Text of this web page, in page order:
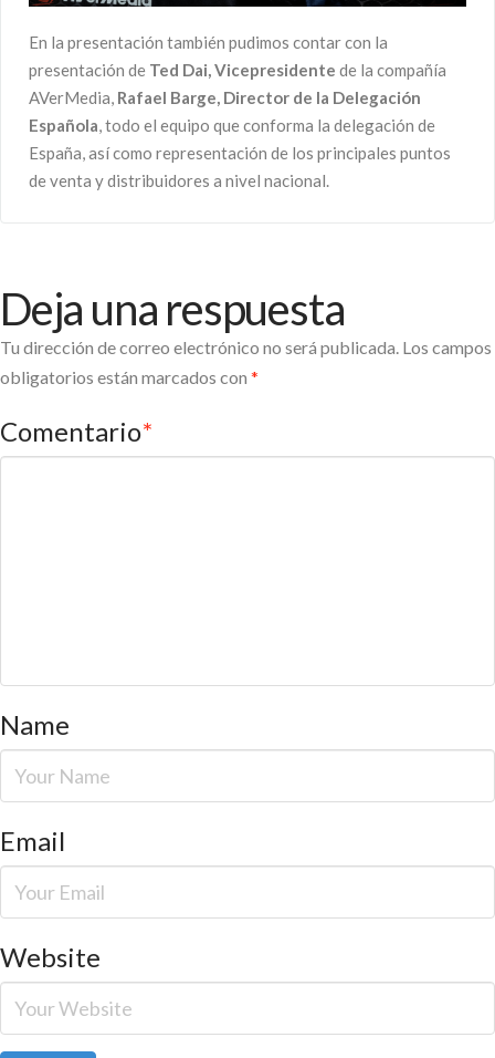
En la presentación también pudimos contar con la
presentación de Ted Dai, Vicepresidente de la compañía
AVerMedia, Rafael Barge, Director de la Delegación
Española, todo el equipo que conforma la delegación de
España, así como representación de los principales puntos
de venta y distribuidores a nivel nacional.
Deja una respuesta
Tu dirección de correo electrónico no será publicada. Los campos
obligatorios están marcados con *
Comentario*
Name
Email
Website